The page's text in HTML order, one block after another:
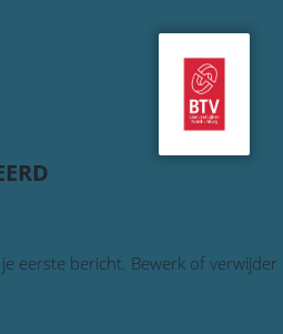
eerste bericht. Bewerk of verwijder